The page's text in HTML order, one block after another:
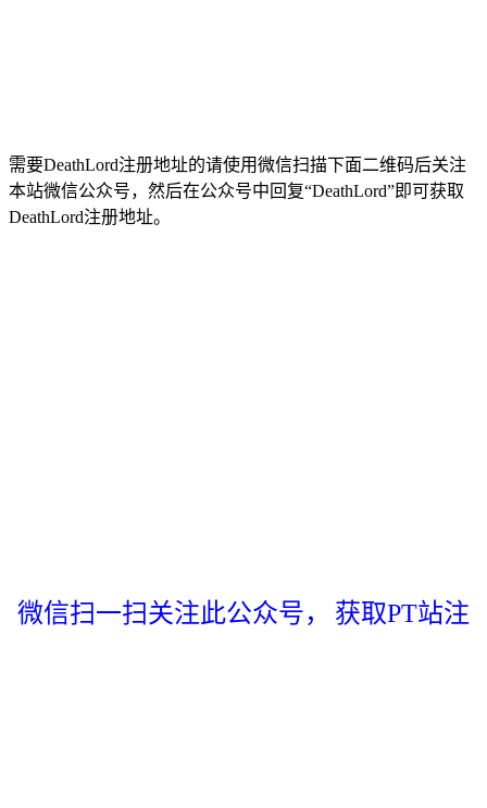
需要DeathLord注册地址的请使用微信扫描下面二维码后关注
本站微信公众号，然后在公众号中回复“DeathLord”即可获取
DeathLord注册地址。
微信扫一扫关注此公众号， 获取PT站注